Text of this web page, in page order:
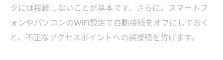
Wi-Fiが使えるカフェでのタイムマネジメン
ト術
Wi-Fiが使えるカフェで注意すべきリスクとは
クには接続しないことが基本です。さらに、スマートフ
ォンやパソコンのWiFi設定で自動接続をオフにしておく
と、不正なアクセスポイントへの誤接続を防げます。